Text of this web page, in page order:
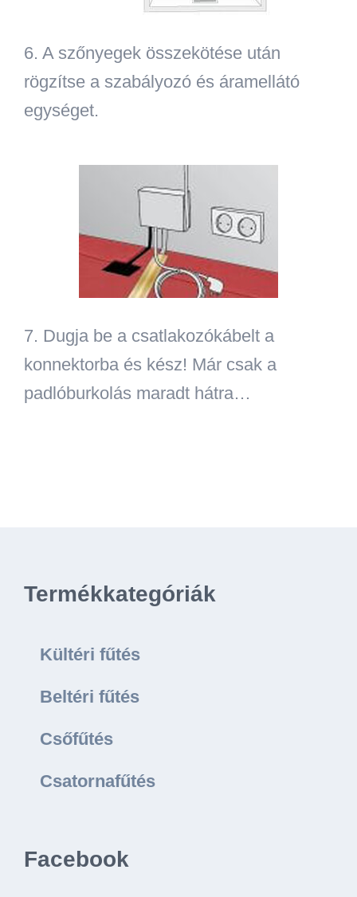
6. A szőnyegek összekötése után
rögzítse a szabályozó és áramellátó
egységet.
7. Dugja be a csatlakozókábelt a
konnektorba és kész! Már csak a
padlóburkolás maradt hátra…
Termékkategóriák
Kültéri fűtés
Beltéri fűtés
Csőfűtés
Csatornafűtés
Facebook